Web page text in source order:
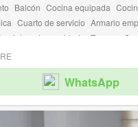
Balcón Cocina equipada
Cuarto de servicio Armario
amoblado Terraza
WhatsApp